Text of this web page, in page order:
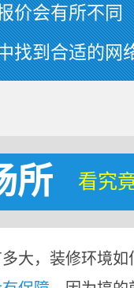
价会有所不同
找到合适的网
所 看究
大，装修环境